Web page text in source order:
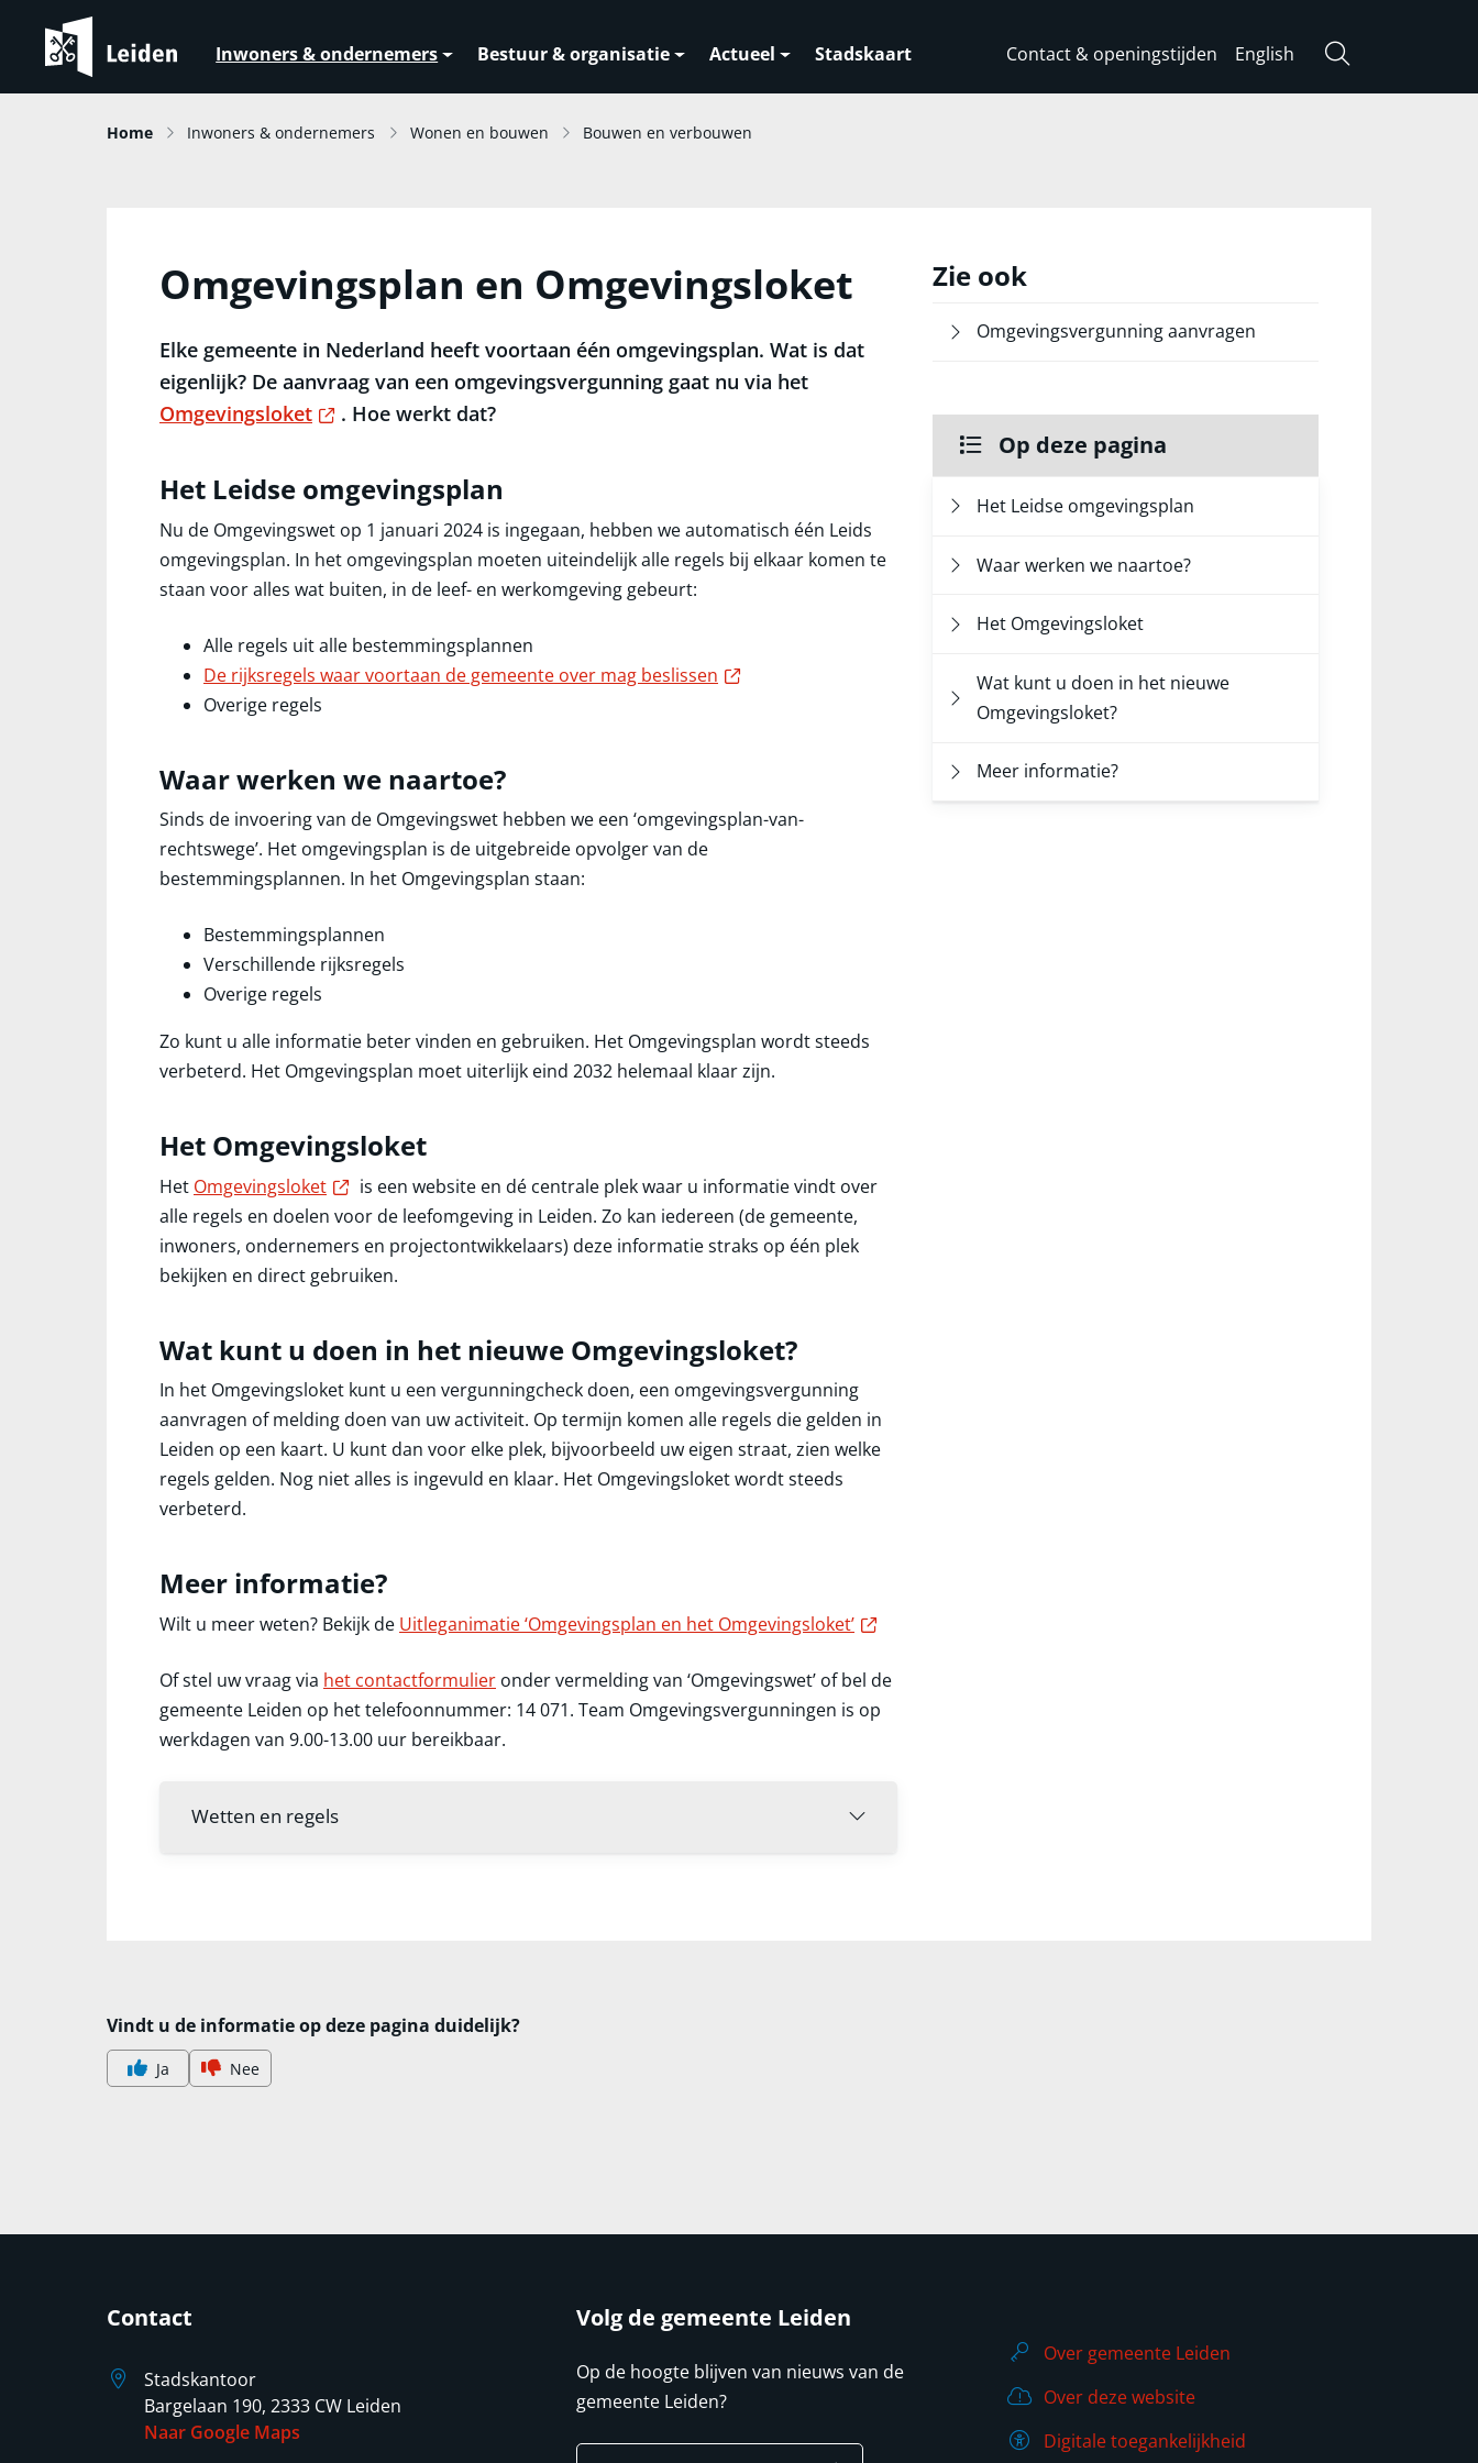
Inwoners & ondernemers Bestuur & organisatie Actueel Stadskaart Contact & openingstijden English Zoeken
Home Inwoners & ondernemers Wonen en bouwen Bouwen en verbouwen
Omgevingsplan en Omgevingsloket
Elke gemeente in Nederland heeft voortaan één omgevingsplan. Wat is dat
eigenlijk? De aanvraag van een omgevingsvergunning gaat nu via het
Omgevingsloket
Externe link
. Hoe werkt dat?
Het Leidse omgevingsplan
Nu de Omgevingswet op 1 januari 2024 is ingegaan, hebben we automatisch één Leids
omgevingsplan. In het omgevingsplan moeten uiteindelijk alle regels bij elkaar komen te
staan voor alles wat buiten, in de leef- en werkomgeving gebeurt:
Alle regels uit alle bestemmingsplannen
De rijksregels waar voortaan de gemeente over mag beslissen
Overige regels
Waar werken we naartoe?
Sinds de invoering van de Omgevingswet hebben we een ‘omgevingsplan-van-
rechtswege’. Het omgevingsplan is de uitgebreide opvolger van de
bestemmingsplannen. In het Omgevingsplan staan:
Bestemmingsplannen
Verschillende rijksregels
Overige regels
Zo kunt u alle informatie beter vinden en gebruiken. Het Omgevingsplan wordt steeds
verbeterd. Het Omgevingsplan moet uiterlijk eind 2032 helemaal klaar zijn.
Het Omgevingsloket
Het Omgevingsloket Externe link
is een website en dé centrale plek waar u informatie vindt over
alle regels en doelen voor de leefomgeving in Leiden. Zo kan iedereen (de gemeente,
inwoners, ondernemers en projectontwikkelaars) deze informatie straks op één plek
bekijken en direct gebruiken.
Wat kunt u doen in het nieuwe Omgevingsloket?
In het Omgevingsloket kunt u een vergunningcheck doen, een omgevingsvergunning
aanvragen of melding doen van uw activiteit. Op termijn komen alle regels die gelden in
Leiden op een kaart. U kunt dan voor elke plek, bijvoorbeeld uw eigen straat, zien welke
regels gelden. Nog niet alles is ingevuld en klaar. Het Omgevingsloket wordt steeds
verbeterd.
Meer informatie?
Wilt u meer weten? Bekijk de Uitleganimatie ‘Omgevingsplan en het Omgevingsloket’
Of stel uw vraag via het contactformulier onder vermelding van ‘Omgevingswet’ of bel de
gemeente Leiden op het telefoonnummer: 14 071. Team Omgevingsvergunningen is op
werkdagen van 9.00-13.00 uur bereikbaar.
Wetten en regels
Zie ook
Omgevingsvergunning aanvragen
Op deze pagina
Het Leidse omgevingsplan
Waar werken we naartoe?
Het Omgevingsloket
Wat kunt u doen in het nieuwe
Omgevingsloket?
Meer informatie?
Vindt u de informatie op deze pagina duidelijk?
Ja Nee
Contact
Stadskantoor
Bargelaan 190, 2333 CW Leiden
Naar Google Maps
Volg de gemeente Leiden
Op de hoogte blijven van nieuws van de
gemeente Leiden?
Over gemeente Leiden
Over deze website
Digitale toegankelijkheid